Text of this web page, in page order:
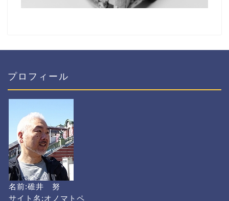
プロフィール
名前:碓井 努
サイト名:オノマトペ